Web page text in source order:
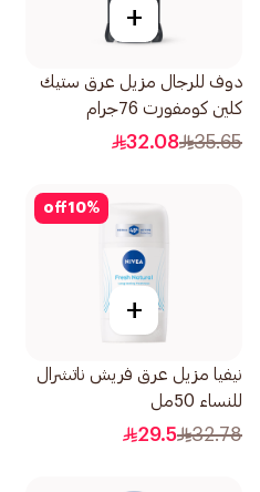
+
دوف للرجال مزيل عرق ستيك
كلين كومفورت 76جرام
35.65
32.08
10%
off
+
نيفيا مزيل عرق فريش ناتشرال
للنساء 50مل
32.78
29.5